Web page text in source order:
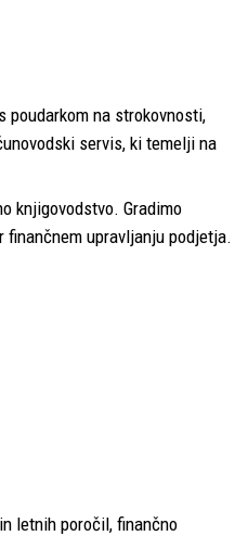
poudarkom na strokovnosti,
servis, ki temelji na
knjigovodstvo. Gradimo
upravljanju podjetja.
letnih poročil, finančno